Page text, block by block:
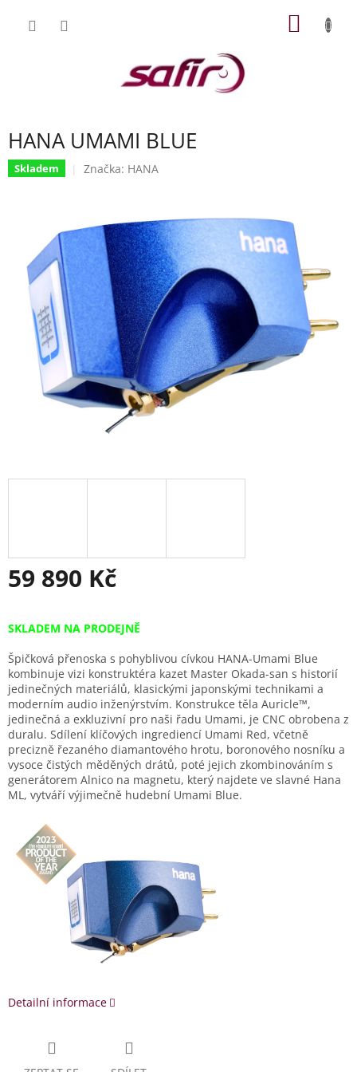
HANA UMAMI BLUE
Skladem Značka: HANA
59 890 Kč
SKLADEM NA PRODEJNĚ
Špičková přenoska s pohyblivou cívkou HANA-Umami Blue
kombinuje vizi konstruktéra kazet Master Okada-san s historií
jedinečných materiálů, klasickými japonskými technikami a
moderním audio inženýrstvím. Konstrukce těla Auricle™,
jedinečná a exkluzivní pro naši řadu Umami, je CNC obrobena z
duralu. Sdílení klíčových ingrediencí Umami Red, včetně
precizně řezaného diamantového hrotu, boronového nosníku a
vysoce čistých měděných drátů, poté jejich zkombinováním s
generátorem Alnico na magnetu, který najdete ve slavné Hana
ML, vytváří výjimečně hudební Umami Blue.
Detailní informace